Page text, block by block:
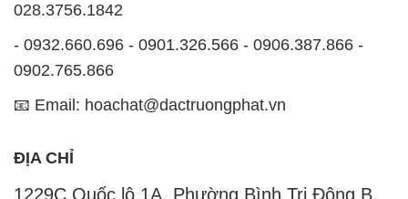
028.3756.1842
- 0932.660.696 - 0901.326.566 - 0906.387.866 -
0902.765.866
📧 Email: hoachat@dactruongphat.vn
ĐỊA CHỈ
1229C Quốc lộ 1A, Phường Bình Trị Đông B,